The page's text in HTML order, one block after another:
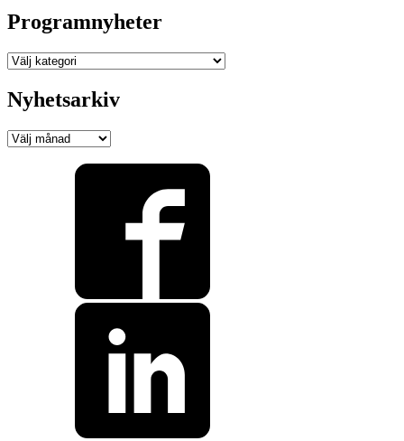
Programnyheter
Programnyheter
Nyhetsarkiv
Nyhetsarkiv